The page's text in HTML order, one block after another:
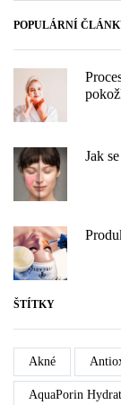
POPULÁRNÍ
Jak
ŠTÍTKY
Akné
AquaPorin